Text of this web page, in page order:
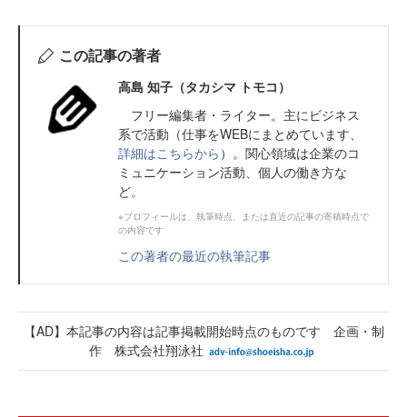
この記事の著者
高島 知子（タカシマ トモコ）
フリー編集者・ライター。主にビジネス
系で活動（仕事をWEBにまとめています、
詳細はこちらから ）。関心領域は企業のコ
ミュニケーション活動、個人の働き方な
ど。
※プロフィールは、執筆時点、または直近の記事の寄稿時点で
の内容です
この著者の最近の執筆記事
【AD】本記事の内容は記事掲載開始時点のものです 企画・制
作 株式会社翔泳社